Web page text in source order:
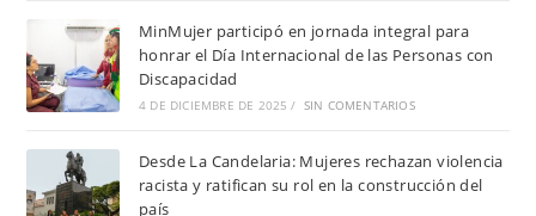
MinMujer participó en jornada integral para
honrar el Día Internacional de las Personas con
Discapacidad
4 DE DICIEMBRE DE 2025 / SIN COMENTARIOS
Desde La Candelaria: Mujeres rechazan violencia
racista y ratifican su rol en la construcción del
país